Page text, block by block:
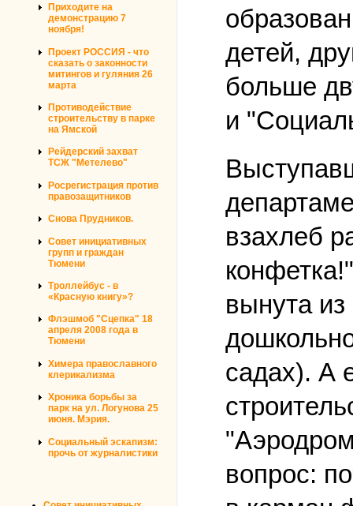
Приходите на
демонстрацию 7
ноября!
Проект РОССИЯ - что
сказать о законности
митингов и гуляния 26
марта
Противодействие
строительству в парке
на Ямской
Рейдерский захват
ТСЖ "Метелево"
Росрегистрация против
правозащитников
Снова Прудников.
Совет инициативных
групп и граждан
Тюмени
Троллейбус - в
«Красную книгу»?
Флэшмоб "Сцепка" 18
апреля 2008 года в
Тюмени
Химера православного
клерикализма
Хроника борьбы за
парк на ул. Логунова 25
июня. Мэрия.
Социальный эскапизм:
прочь от журналистики
детей,
больше
и
взахлеб
вынута
садах). А
вопрос: